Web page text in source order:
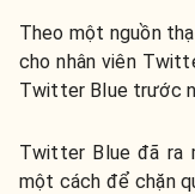
Theo một nguồn
cho nhân viên
Twitter Blue trước
Twitter Blue đã ra
một cách để chặn